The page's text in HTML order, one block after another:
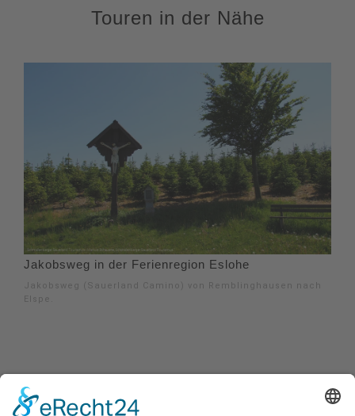
Touren in der Nähe
Jakobsweg in der Ferienregion Eslohe
Jakobsweg (Sauerland Camino) von Remblinghausen nach
Elspe.